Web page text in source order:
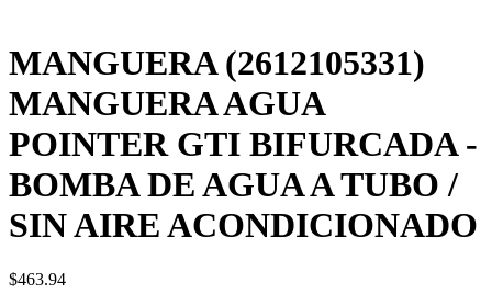
MANGUERA (2612105331)
MANGUERA AGUA
POINTER GTI BIFURCADA -
BOMBA DE AGUA A TUBO /
SIN AIRE ACONDICIONADO
$463.94